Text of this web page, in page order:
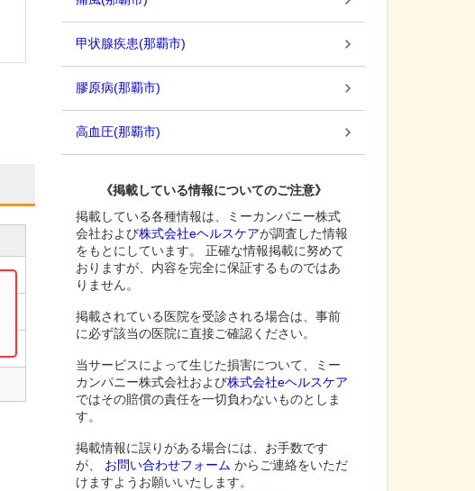
甲状腺疾患(那覇市)
膠原病(那覇市)
高血圧(那覇市)
《掲載している情報についてのご注意》
掲載している各種情報は、ミーカンパニー株式
会社および株式会社eヘルスケアが調査した情報
をもとにしています。 正確な情報掲載に努めて
おりますが、内容を完全に保証するものではあ
りません。
掲載されている医院を受診される場合は、事前
に必ず該当の医院に直接ご確認ください。
当サービスによって生じた損害について、ミー
カンパニー株式会社および株式会社eヘルスケア
ではその賠償の責任を一切負わないものとしま
す。
掲載情報に誤りがある場合には、お手数です
が、
お問い合わせフォーム からご連絡をいただ
けますようお願いいたします。